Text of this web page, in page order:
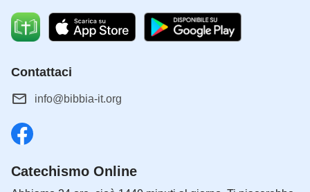
Contattaci
info@bibbia-it.org
Catechismo Online